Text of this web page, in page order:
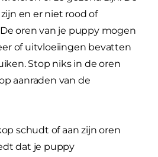
en er niet rood of
oren van je puppy mogen
of uitvloeiingen bevatten
Stop niks in de oren
aanraden van de
schudt of aan zijn oren
dat je puppy